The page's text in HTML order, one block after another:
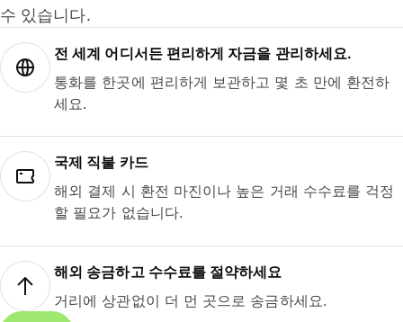
수 있습니다.
전 세계 어디서든 편리하게 자금을 관리하세요.
통화를 한곳에 편리하게 보관하고 몇 초 만에 환전하
세요.
국제 직불 카드
해외 결제 시 환전 마진이나 높은 거래 수수료를 걱정
할 필요가 없습니다.
해외 송금하고 수수료를 절약하세요
거리에 상관없이 더 먼 곳으로 송금하세요.